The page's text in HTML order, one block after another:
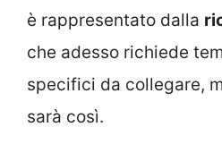
è rappresentato dalla
che adesso richiede
specifici da collegare,
sarà così.